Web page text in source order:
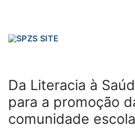
FENPROF CGTP-IN FRENTE
Da Literacia à
para a promoção
comunidade